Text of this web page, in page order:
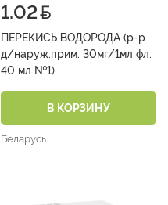
1.02
ПЕРЕКИСЬ ВОДОРОДА (р-р
д/наруж.прим. 30мг/1мл фл.
40 мл №1)
В КОРЗИНУ
Беларусь